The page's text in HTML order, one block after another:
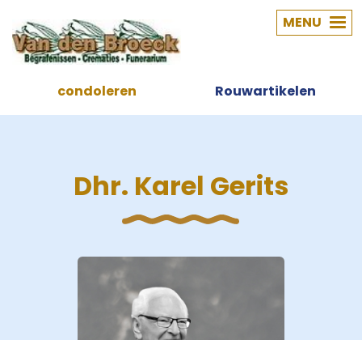
condoleren Rouwartikelen
MENU
Dhr. Karel Gerits